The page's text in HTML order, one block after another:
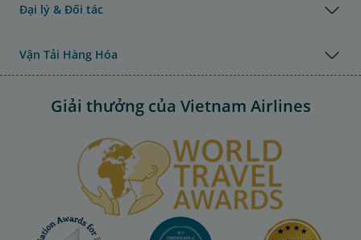
Đại lý & Đối tác
Vận Tải Hàng Hóa
Giải thưởng của Vietnam Airlines